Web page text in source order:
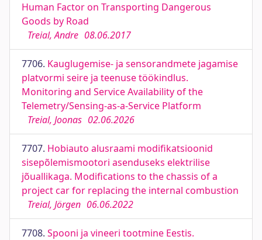
Human Factor on Transporting Dangerous
Goods by Road
Treial, Andre 08.06.2017
7706. Kauglugemise- ja sensorandmete jagamise
platvormi seire ja teenuse töökindlus.
Monitoring and Service Availability of the
Telemetry/Sensing-as-a-Service Platform
Treial, Joonas 02.06.2026
7707. Hobiauto alusraami modifikatsioonid
sisepõlemismootori asenduseks elektrilise
jõuallikaga. Modifications to the chassis of a
project car for replacing the internal combustion
Treial, Jörgen 06.06.2022
7708. Spooni ja vineeri tootmine Eestis.